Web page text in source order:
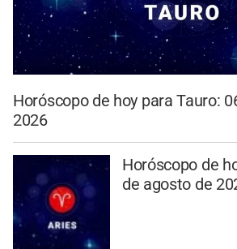
Horóscopo de hoy para Tauro:
2026
Horóscopo de
de agosto de